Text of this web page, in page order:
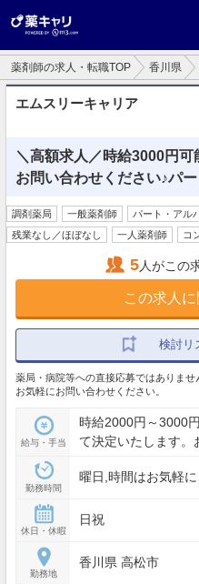
薬剤師の求人・転職TOP 香川県
エムスリーキャリア
＼高額求人／時給3000円
お問い合わせください♪パ
調剤薬局 一般薬剤師 パート・アル
残業なし／ほぼなし
一人薬剤師 コ
5人がこの
この求人
検討リ
薬局・病院等への直接応募ではありま
お気軽にお問い合わせください。
給与・手当
時給2000円～3000
て決定いたします。
勤務時間
曜日,時間はお気軽
休日・休暇
日祝
勤務地
香川県 高松市